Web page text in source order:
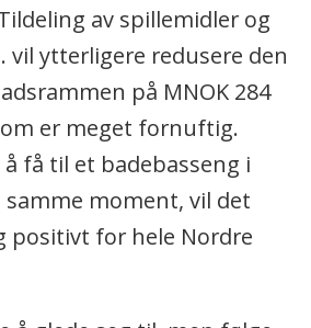
av spillemidler og
vil ytterligere redusere den
på MNOK 284
er meget fornuftig.
få til et badebasseng i
moment, vil det
positivt for hele Nordre